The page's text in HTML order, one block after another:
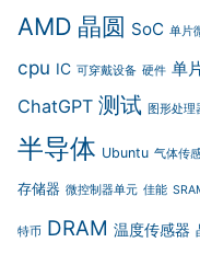
AMD 晶圆 SoC 单片
cpu IC 可穿戴设备 硬件 单
ChatGPT 测试 图形处理
半导体 Ubuntu 气体传
存储器 微控制器单元 佳能
特币 DRAM 温度传感器